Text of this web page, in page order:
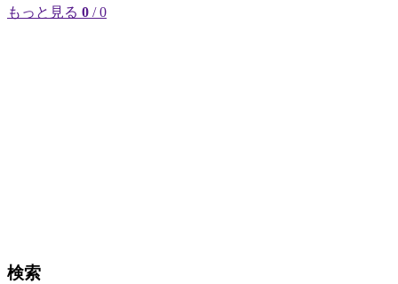
もっと見る 0 / 0
検索